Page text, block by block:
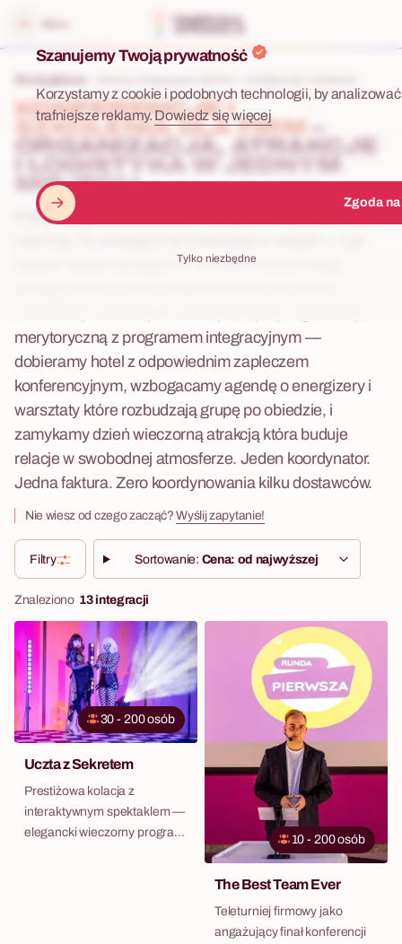
Szanujemy Twoją prywatność
Korzystamy z cookie i podobnych technologii, by
trafniejsze reklamy.Dowiedz się więcej
Tylko niezbędne
Zgoda
KONFERENCJE I
SZKOLENIA DLA FIRM
ORGANIZACJA, ATRAKCJE
I LOGISTYKA W JEDNYM
MIEJSCU
Konferencja lub szkolenie to nie tylko sala, projektor i
sukces zależy od tego czy uczestnicy wychodzą
merytoryczną z programem integracyjnym —
dobieramy hotel z odpowiednim zapleczem
konferencyjnym, wzbogacamy agendę o energizery i
warsztaty które rozbudzają grupę po obiedzie, i
zamykamy dzień wieczorną atrakcją która buduje
relacje w swobodnej atmosferze. Jeden koordynator.
Jedna faktura. Zero koordynowania kilku dostawców.
Nie wiesz od czego zacząć?Wyślij zapytanie!
Filtry Sortowanie: Cena: od najwyższej
Znaleziono 13 integracji
30 - 200 osób
Uczta z Sekretem
Prestiżowa kolacja z
interaktywnym spektaklem —
elegancki wieczorny program
10 - 200 osób
The Best Team Ever
Teleturniej firmowy jako
angażujący finał konferencji